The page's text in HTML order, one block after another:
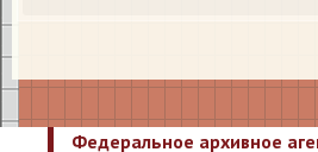
Федеральное архивное